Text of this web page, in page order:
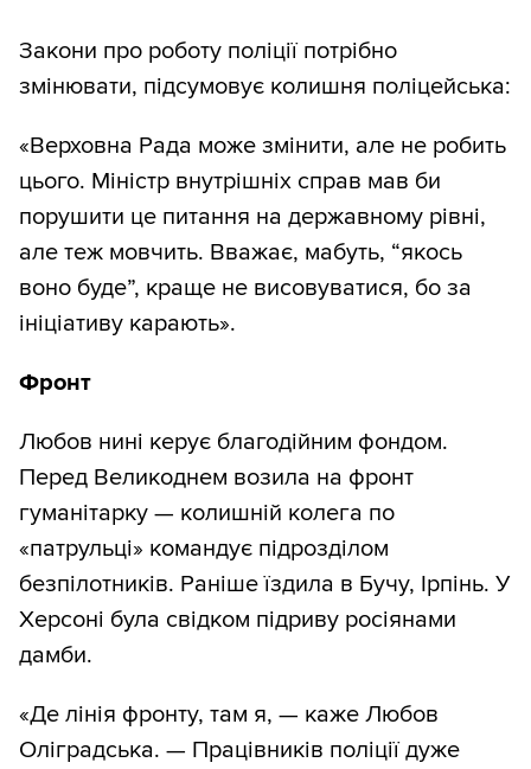
Закони про роботу поліції потрібно
змінювати, підсумовує колишня поліцейська:
«Верховна Рада може змінити, але не робить
цього. Міністр внутрішніх справ мав би
порушити це питання на державному рівні,
але теж мовчить. Вважає, мабуть, “якось
воно буде”, краще не висовуватися, бо за
ініціативу карають».
Фронт
Любов нині керує благодійним фондом.
Перед Великоднем возила на фронт
гуманітарку — колишній колега по
«патрульці» командує підрозділом
безпілотників. Раніше їздила в Бучу, Ірпінь. У
Херсоні була свідком підриву росіянами
дамби.
«Де лінія фронту, там я, — каже Любов
Оліградська. — Працівників поліції дуже